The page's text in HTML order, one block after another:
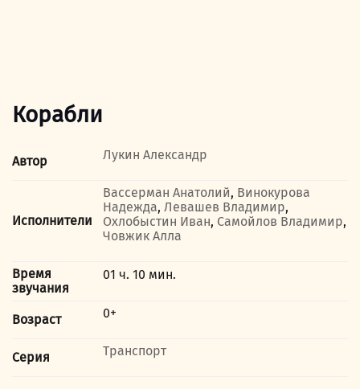
Корабли
Автор Лукин Александр
Исполнители
Вассерман Анатолий, Винокурова
Надежда,Левашев Владимир,
Охлобыстин Иван, Самойлов Владимир,
Човжик Алла
Время
звучания
01 ч. 10 мин.
Возраст 0+
Серия Транспорт